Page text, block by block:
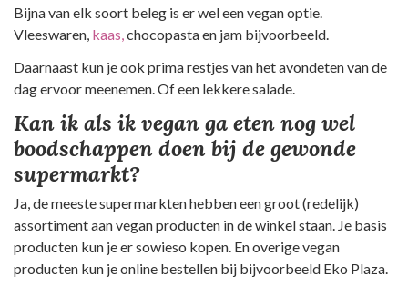
Bijna van elk soort beleg is er wel een vegan optie.
Vleeswaren, kaas, chocopasta en jam bijvoorbeeld.
Daarnaast kun je ook prima restjes van het avondeten van de
dag ervoor meenemen. Of een lekkere salade.
Kan ik als ik vegan ga eten nog wel
boodschappen doen bij de gewonde
supermarkt?
Ja, de meeste supermarkten hebben een groot (redelijk)
assortiment aan vegan producten in de winkel staan. Je basis
producten kun je er sowieso kopen. En overige vegan
producten kun je online bestellen bij bijvoorbeeld Eko Plaza.